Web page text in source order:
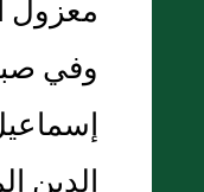
معزول
وفي